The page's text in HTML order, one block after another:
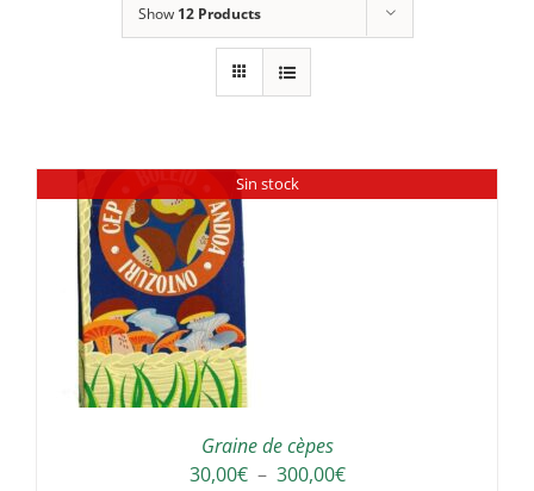
Show 12 Products
Sin stock
Graine de cèpes
30,00€ – 300,00€Plage